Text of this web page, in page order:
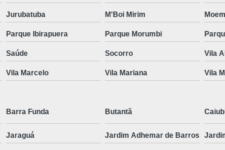
Central Multimídia de Pcd
Central Multimídia
Central Multimídia Pioneer
Central Multimídia
Central de Comando
Comando com Pomo Eletrônico para o Volante Pcd
Comando Elétrico Volante para Deficiente Físico
Comando Elétrico Volante Pcd
Comando Pcd
Jurubatuba M'Boi Mirim
Parque Ibirapuera Parque Morumbi
Saúde Socorro Vila
Vila Marcelo Vila Mariana Vila
Barra Funda Butantã
Jaraguá Jardim Adhemar de Barros